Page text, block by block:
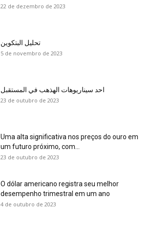
22 de dezembro de 2023
تحليل البتكوين
5 de novembro de 2023
احد سيناريوهات الهذهب في المستقبل
23 de outubro de 2023
Uma alta significativa nos preços do ouro em
um futuro próximo, com...
23 de outubro de 2023
O dólar americano registra seu melhor
desempenho trimestral em um ano
4 de outubro de 2023